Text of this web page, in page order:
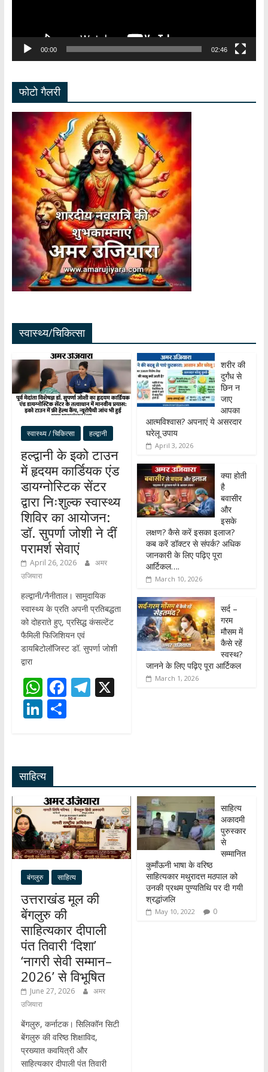
00:00 02:46
फोटो गैलरी
स्वास्थ्य/चिकित्सा
स्वास्थ्य / चिकित्सा हल्द्वानी
हल्द्वानी के इको टाउन
में हृदयम कार्डियक एंड
डायग्नोस्टिक सेंटर
द्वारा निःशुल्क स्वास्थ्य
शिविर का आयोजन:
डॉ. सुपर्णा जोशी ने दीं
परामर्श सेवाएं
April 26, 2026
अमर
उजियारा
हल्द्वानी/नैनीताल। सामुदायिक
स्वास्थ्य के प्रति अपनी प्रतिबद्धता
को दोहराते हुए, प्रसिद्ध कंसल्टेंट
फैमिली फिजिशियन एवं
डायबिटोलॉजिस्ट डॉ. सुपर्णा जोशी
द्वारा
W
h
at
A
p
p
F
ac
e
o
k
T
m
X
Li
e
dI
n
S
शरीर की
दुर्गंध से
छिन न
जाए
आपका
आत्मविश्वास? अपनाएं ये असरदार
घरेलू उपाय
April 3, 2026
क्या होती
है
बवासीर
और
इसके
लक्षण? कैसे करें इसका इलाज?
कब करें डॉक्टर से संपर्क? अधिक
जानकारी के लिए पढ़िए पूरा
आर्टिकल….
March 10, 2026
सर्द –
गरम
मौसम में
कैसे रहें
स्वस्थ?
जानने के लिए पढ़िए पूरा आर्टिकल
March 1, 2026
साहित्य
बंगलुरु साहित्य
उत्तराखंड मूल की
बेंगलुरु की
साहित्यकार दीपाली
पंत तिवारी ‘दिशा’
‘नागरी सेवी सम्मान–
2026’ से विभूषित
June 27, 2026
अमर
उजियारा
बेंगलुरु, कर्नाटक। सिलिकॉन सिटी
बेंगलुरु की वरिष्ठ शिक्षाविद,
प्रख्यात कवयित्री और
साहित्यकार दीपाली पंत तिवारी
साहित्य
अकादमी
पुरुस्कार
से
सम्मानित
कुमाँऊनी भाषा के वरिष्ठ
साहित्यकार मथुरादत्त मठपाल को
उनकी प्रथम पुण्यतिथि पर दी गयी
श्रद्धांजलि
May 10, 2022 0